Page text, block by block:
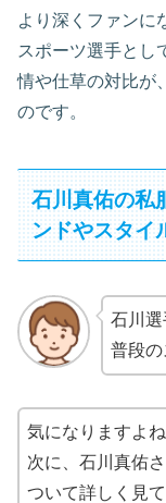
より深くファンに
スポーツ選手とし
情や仕草の対比が
のです。
石川真佑の私
ンドやスタイ
石川選
普段の
気になりますよ
次に、石川真佑
ついて詳しく見